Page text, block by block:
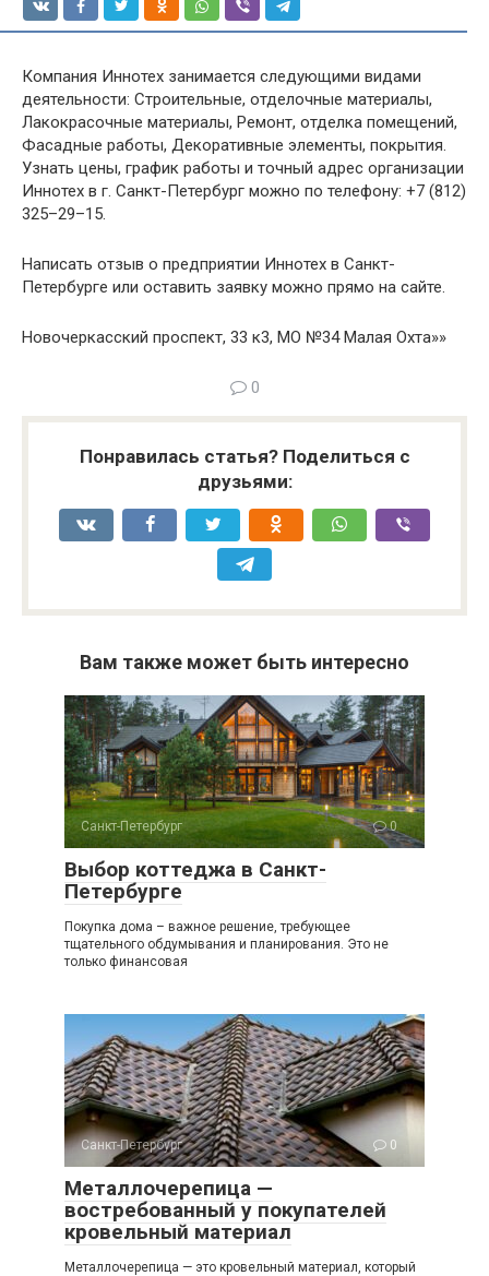
Компания Иннотех занимается следующими видами
деятельности: Строительные, отделочные материалы,
Лакокрасочные материалы, Ремонт, отделка помещений,
Фасадные работы, Декоративные элементы, покрытия.
Узнать цены, график работы и точный адрес организации
Иннотех в г. Санкт-Петербург можно по телефону: +7 (812)
325–29–15.
Написать отзыв о предприятии Иннотех в Санкт-
Петербурге или оставить заявку можно прямо на сайте.
Новочеркасский проспект, 33 к3, МО №34 Малая Охта»»
0
Понравилась статья? Поделиться с
друзьями:
Вам также может быть интересно
Санкт-Петербург 0
Выбор коттеджа в Санкт-
Петербурге
Покупка дома – важное решение, требующее
тщательного обдумывания и планирования. Это не
только финансовая
Санкт-Петербург 0
Металлочерепица —
востребованный у покупателей
кровельный материал
Металлочерепица — это кровельный материал, который